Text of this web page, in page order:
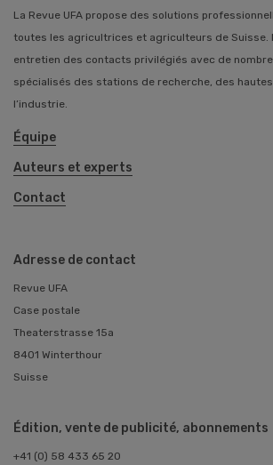
La Revue UFA propose des solutions
toutes les agricultrices et agriculteurs de Suisse.
entretien des contacts privilégiés avec de
spécialisés des stations de recherche, des
l’industrie.
Équipe
Auteurs et experts
Contact
Adresse de contact
Revue UFA
Case postale
Theaterstrasse 15a
8401 Winterthour
Suisse
Édition, vente de publicité, abonnements
+41 (0) 58 433 65 20